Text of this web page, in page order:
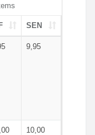
SEN
9,95
10,00